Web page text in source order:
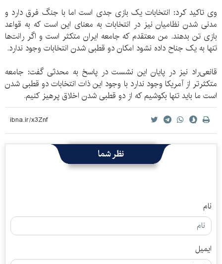
وی تاکید کرد: انتخابات یک بازی جدی است اما با جنگ فرق دارد و
مدنی شدن نظامیان نیز در انتخابات به معنای این است که به قواعد
بازی تن بدهند. من معتقدم که جامعه ایران متکثر است و اگر رانت‌ها
تنها به یک جناح داده نشود امکان دو قطبی شدن انتخابات وجود ندارد.
قانعی‌راد نیز در پایان این نشست در پاسخ به محدثی گفت: جامعه
متکثرتر از آمریکا وجود ندارد با وجود این ذات انتخابات دو قطبی شدن
است ما باید تنها بکوشیم که از دو قطبی شدن اخلاق پرهیز کنیم.
نظر شما
نام
ایمیل